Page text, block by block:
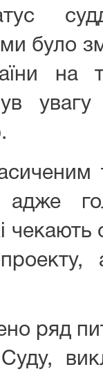
було
на
увагу
адже
чекають
ряд
Суду,